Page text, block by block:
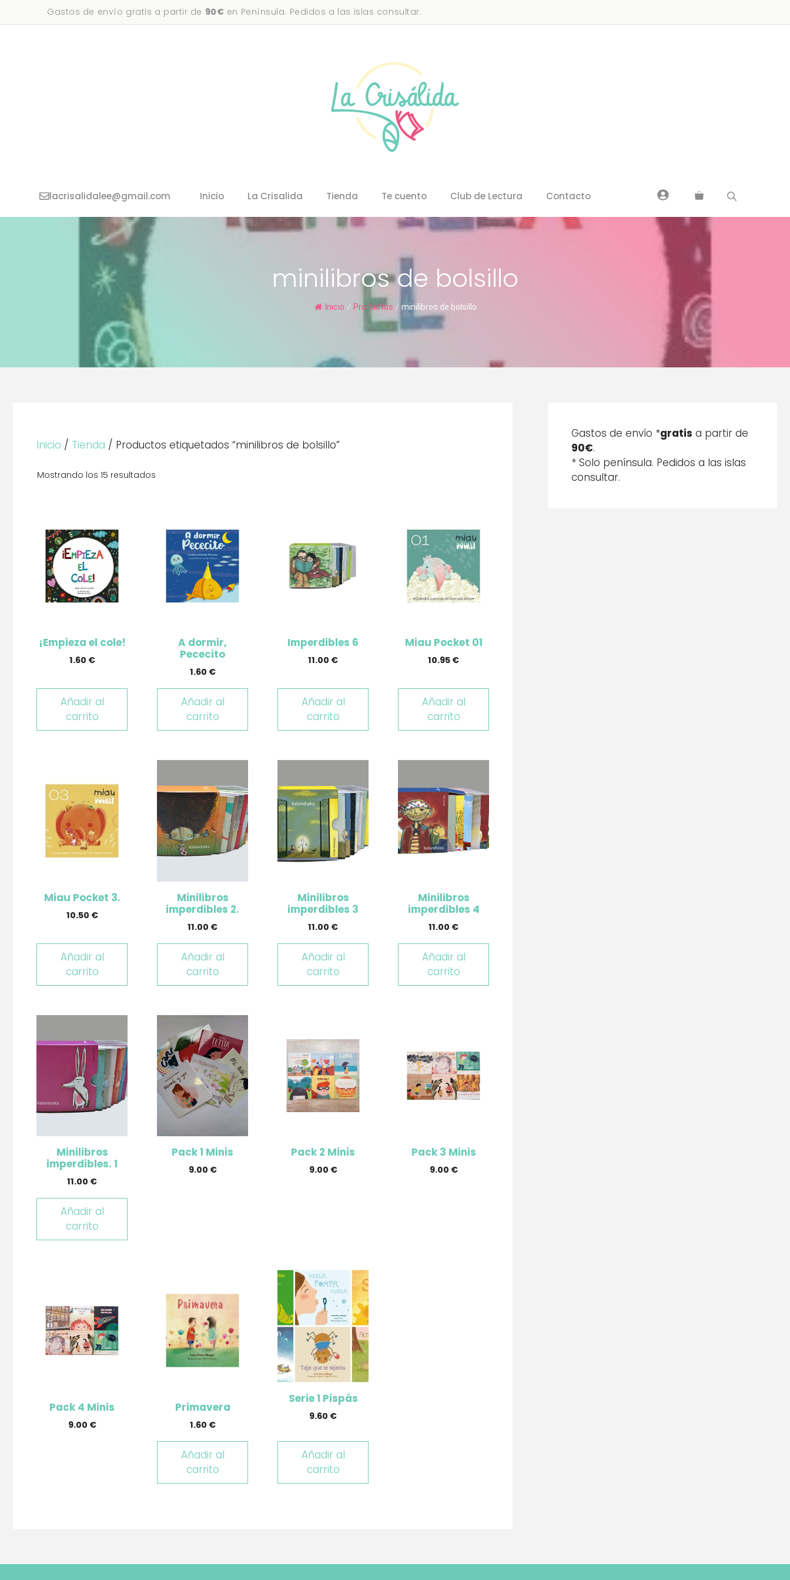
al
Gastos de envío gratis a partir de 90€ en Península. Pedidos a las islas consultar.
Inicio La Crisalida Tienda Te cuento Club de Lectura Contacto
lacrisalidalee@gmail.com
minilibros de bolsillo
Inicio / Productos / minilibros de bolsillo
Inicio / Tienda / Productos etiquetados “minilibros de bolsillo”
Mostrando los 15 resultados
¡Empieza el cole!
1.60 €
Añadir al
carrito
A dormir,
Pececito
1.60 €
Añadir al
carrito
Imperdibles 6
11.00 €
Añadir al
carrito
Miau Pocket 01
10.95 €
Añadir al
carrito
Miau Pocket 3.
10.50 €
Añadir al
carrito
Minilibros
imperdibles 2.
11.00 €
Añadir al
carrito
Minilibros
imperdibles 3
11.00 €
Añadir al
carrito
Minilibros
imperdibles 4
11.00 €
Añadir al
carrito
Minilibros
imperdibles. 1
11.00 €
Añadir al
carrito
Pack 1 Minis
9.00 €
Pack 2 Minis
9.00 €
Pack 3 Minis
9.00 €
Pack 4 Minis
9.00 €
Primavera
1.60 €
Añadir al
carrito
Serie 1 Pispás
9.60 €
Añadir al
carrito
Gastos de envío *gratis a partir de
90€.
* Solo península. Pedidos a las islas
consultar.